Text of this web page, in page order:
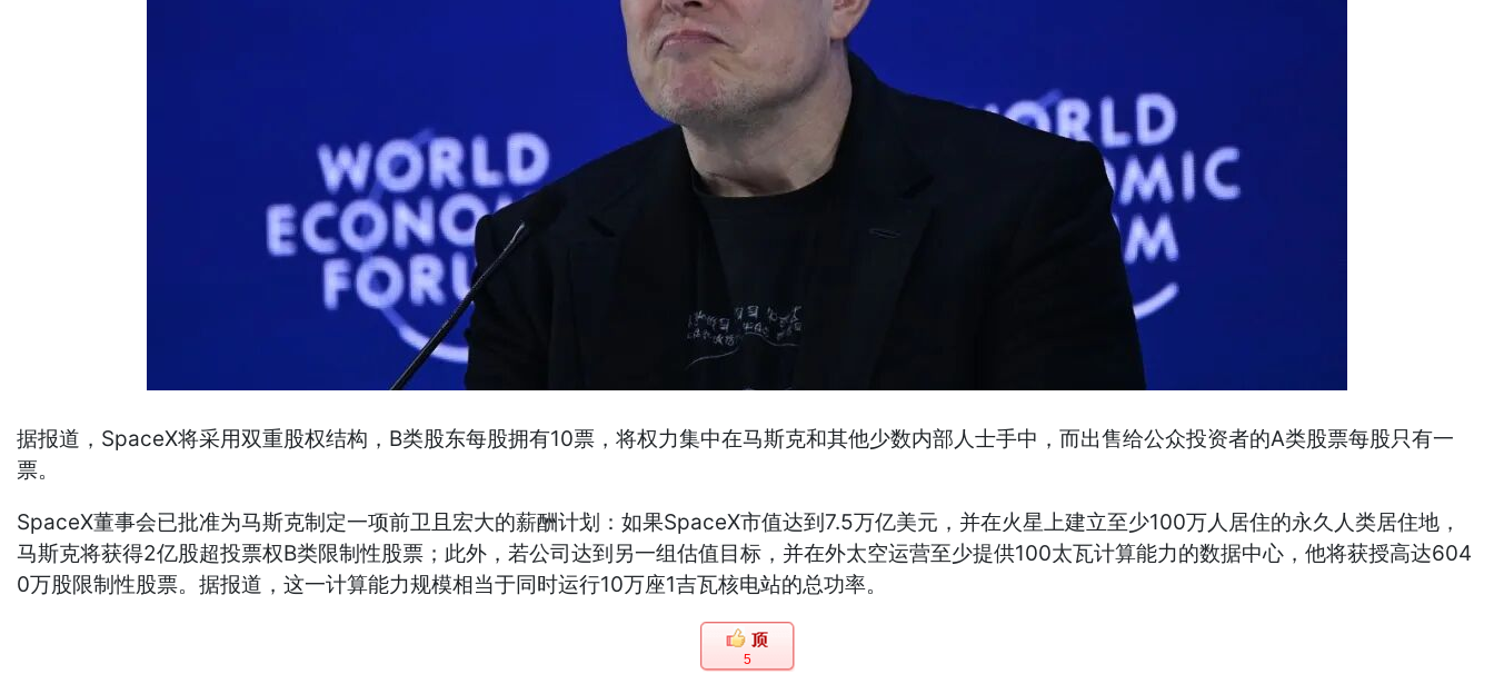
据报道，SpaceX将采用双重股权结构，B类股东每股拥有10票，将权力集中在马斯克和其他少数内部人士手中，而出售给公众投资者的A类股票每股只有一
票。
SpaceX董事会已批准为马斯克制定一项前卫且宏大的薪酬计划：如果SpaceX市值达到7.5万亿美元，并在火星上建立至少100万人居住的永久人类居住地，
马斯克将获得2亿股超投票权B类限制性股票；此外，若公司达到另一组估值目标，并在外太空运营至少提供100太瓦计算能力的数据中心，他将获授高达604
0万股限制性股票。据报道，这一计算能力规模相当于同时运行10万座1吉瓦核电站的总功率。
5